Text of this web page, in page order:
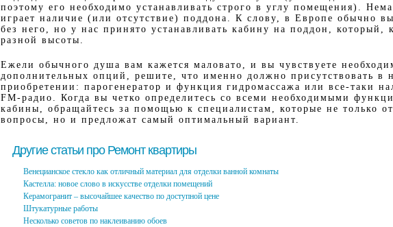
поэтому его необходимо устанавливать строго в углу помещения).
играет наличие (или отсутствие) поддона. К слову, в Европе обычно
без него, но у нас принято устанавливать кабину на поддон, который,
разной высоты.
Ежели обычного душа вам кажется маловато, и вы чувствуете
дополнительных опций, решите, что именно должно присутствовать в
приобретении: парогенератор и функция гидромассажа или все-таки
FM-радио. Когда вы четко определитесь со всеми необходимыми
кабины, обращайтесь за помощью к специалистам, которые не только
вопросы, но и предложат самый оптимальный вариант.
Другие статьи про Ремонт квартиры
Венецианское стекло как отличный материал для отделки ванной комнаты
Кастелла: новое слово в искусстве отделки помещений
Керамогранит – высочайшее качество по доступной цене
Штукатурные работы
Несколько советов по наклеиванию обоев